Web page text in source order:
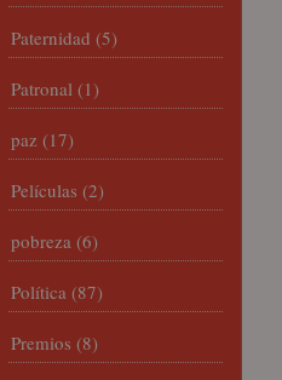
Paternidad (5)
Patronal (1)
paz (17)
Películas (2)
pobreza (6)
Política (87)
Premios (8)